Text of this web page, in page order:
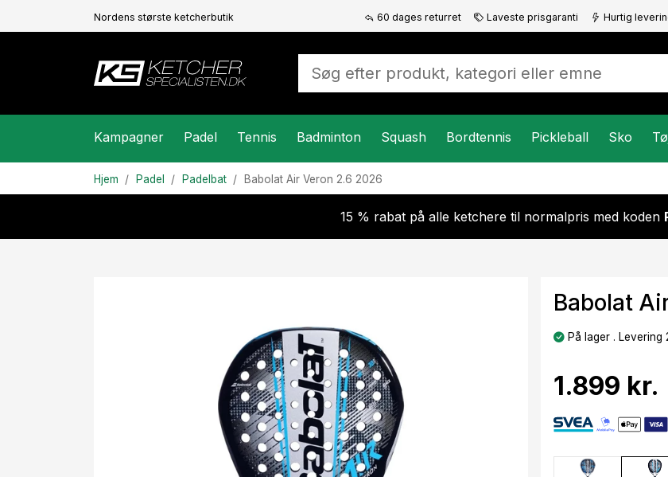
Nordens største ketcherbutik 60 dages returret Laveste prisgaranti Hurtig
Kampagner Padel Tennis Badminton Squash Bordtennis Pickleball Sko
Hjem Padel Padelbat Babolat Air Veron 2.6 2026
15 % rabat på alle ketchere til normalpris med koden
Babolat
På lager . Levering
1.899 kr.